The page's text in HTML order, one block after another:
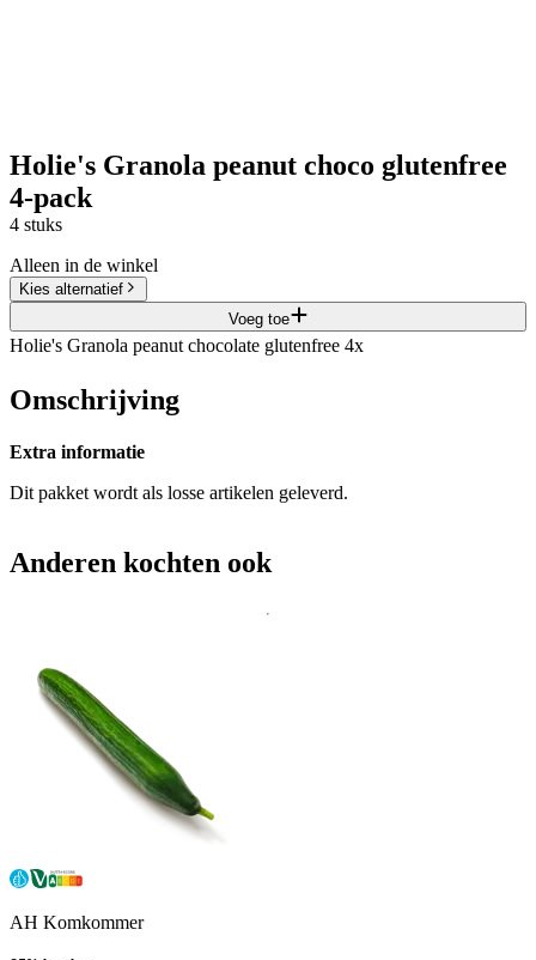
Holie's Granola peanut choco glutenfree
4-pack
4 stuks
Alleen in de winkel
Kies alternatief
Voeg toe
Holie's Granola peanut chocolate glutenfree 4x
Omschrijving
Extra informatie
Dit pakket wordt als losse artikelen geleverd.
Anderen kochten ook
AH Komkommer